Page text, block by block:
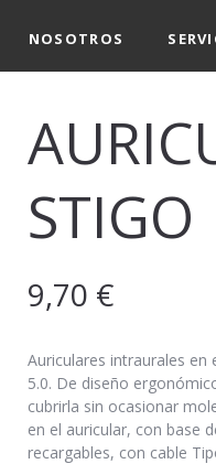
NOSOTROS
STIGO
9,70 €
Auriculares intraurales
5.0. De diseño
cubrirla sin ocasionar
en el auricular, con base
recargables, con cable